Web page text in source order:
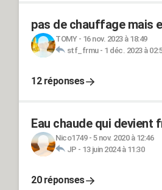
pas de chauffage mais
TOMY- 16 nov. 2023 à 18:49
stf_frmu- 1 déc. 2023 à
12 réponses
Eau chaude qui devient
Nico1749- 5 nov. 2020 à 12:46
JP - 13 juin 2024 à 11:30
20 réponses